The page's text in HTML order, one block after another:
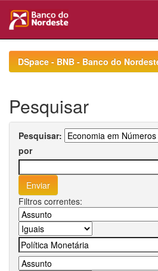
navigationDSpace - BNB - Banco do
Pesquisar
Pesquisar:
por
Filtros correntes: